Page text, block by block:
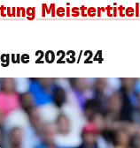
Meistertitel
2023/24